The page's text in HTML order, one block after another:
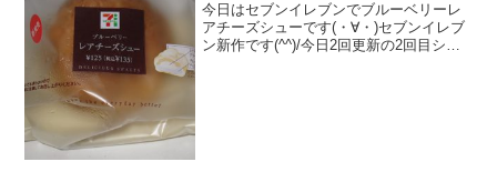
今日はセブンイレブンでブルーベリーレ
アチーズシューです(・∀・)セブンイレブ
ン新作です(^^)/今日2回更新の2回目シュ